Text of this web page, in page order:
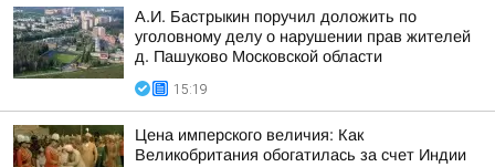
А.И. Бастрыкин поручил доложить по
уголовному делу о нарушении прав жителей
д. Пашуково Московской области
15:19
Цена имперского величия: Как
Великобритания обогатилась за счет Индии